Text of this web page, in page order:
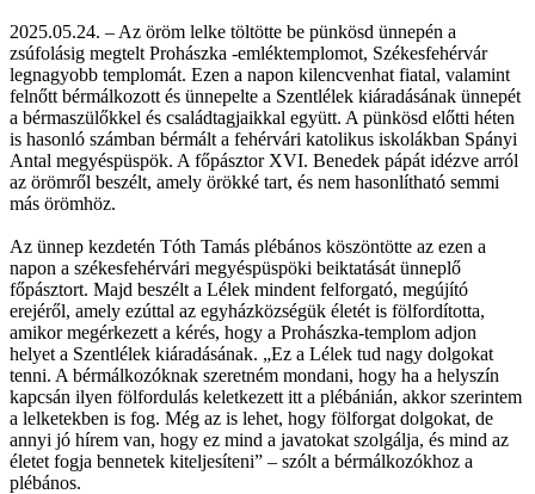
2025.05.24. – Az öröm lelke töltötte be pünkösd ünnepén a
zsúfolásig megtelt Prohászka -emléktemplomot, Székesfehérvár
legnagyobb templomát. Ezen a napon kilencvenhat fiatal, valamint
felnőtt bérmálkozott és ünnepelte a Szentlélek kiáradásának ünnepét
a bérmaszülőkkel és családtagjaikkal együtt. A pünkösd előtti héten
is hasonló számban bérmált a fehérvári katolikus iskolákban Spányi
Antal megyéspüspök. A főpásztor XVI. Benedek pápát idézve arról
az örömről beszélt, amely örökké tart, és nem hasonlítható semmi
más örömhöz.
Az ünnep kezdetén Tóth Tamás plébános köszöntötte az ezen a
napon a székesfehérvári megyéspüspöki beiktatását ünneplő
főpásztort. Majd beszélt a Lélek mindent felforgató, megújító
erejéről, amely ezúttal az egyházközségük életét is fölfordította,
amikor megérkezett a kérés, hogy a Prohászka-templom adjon
helyet a Szentlélek kiáradásának. „Ez a Lélek tud nagy dolgokat
tenni. A bérmálkozóknak szeretném mondani, hogy ha a helyszín
kapcsán ilyen fölfordulás keletkezett itt a plébánián, akkor szerintem
a lelketekben is fog. Még az is lehet, hogy fölforgat dolgokat, de
annyi jó hírem van, hogy ez mind a javatokat szolgálja, és mind az
életet fogja bennetek kiteljesíteni” – szólt a bérmálkozókhoz a
plébános.